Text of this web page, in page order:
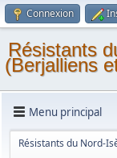
Connexion
Résistants
(Berjalliens
Menu principal
Résistants du Nord-